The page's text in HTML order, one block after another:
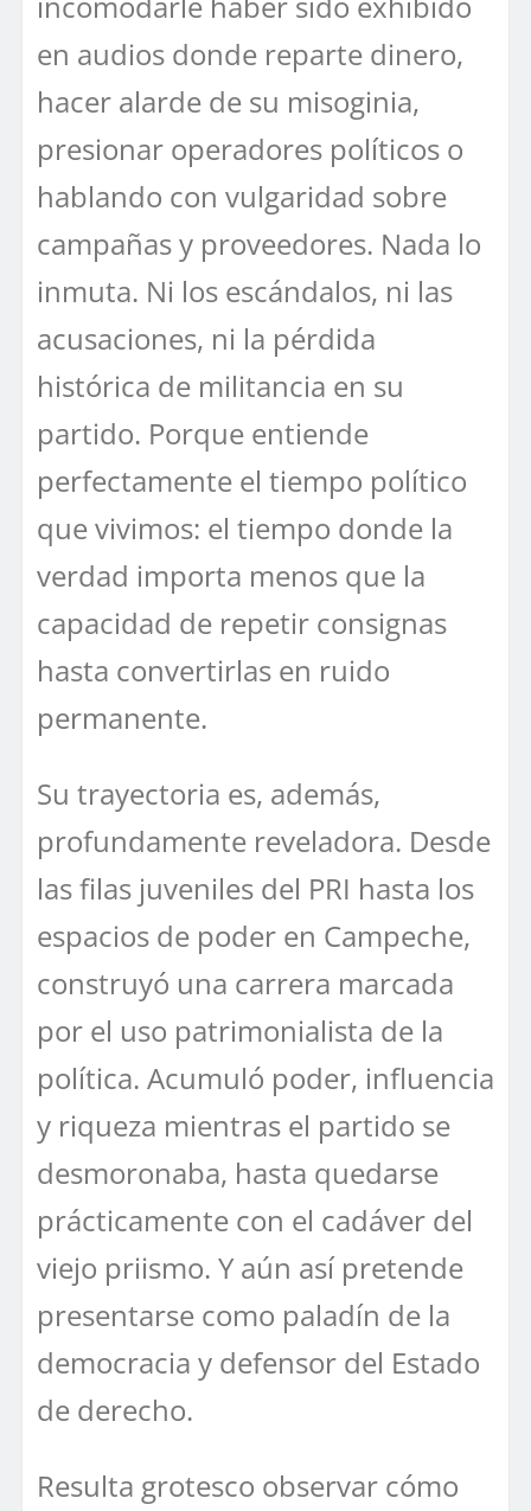
en audios donde reparte dinero,
hacer alarde de su misoginia,
presionar operadores políticos o
hablando con vulgaridad sobre
campañas y proveedores. Nada lo
inmuta. Ni los escándalos, ni las
acusaciones, ni la pérdida
histórica de militancia en su
partido. Porque entiende
perfectamente el tiempo político
que vivimos: el tiempo donde la
verdad importa menos que la
capacidad de repetir consignas
hasta convertirlas en ruido
permanente.
Su trayectoria es, además,
profundamente reveladora. Desde
las filas juveniles del PRI hasta los
espacios de poder en Campeche,
construyó una carrera marcada
por el uso patrimonialista de la
política. Acumuló poder, influencia
y riqueza mientras el partido se
desmoronaba, hasta quedarse
prácticamente con el cadáver del
viejo priismo. Y aún así pretende
presentarse como paladín de la
democracia y defensor del Estado
de derecho.
Resulta grotesco observar cómo